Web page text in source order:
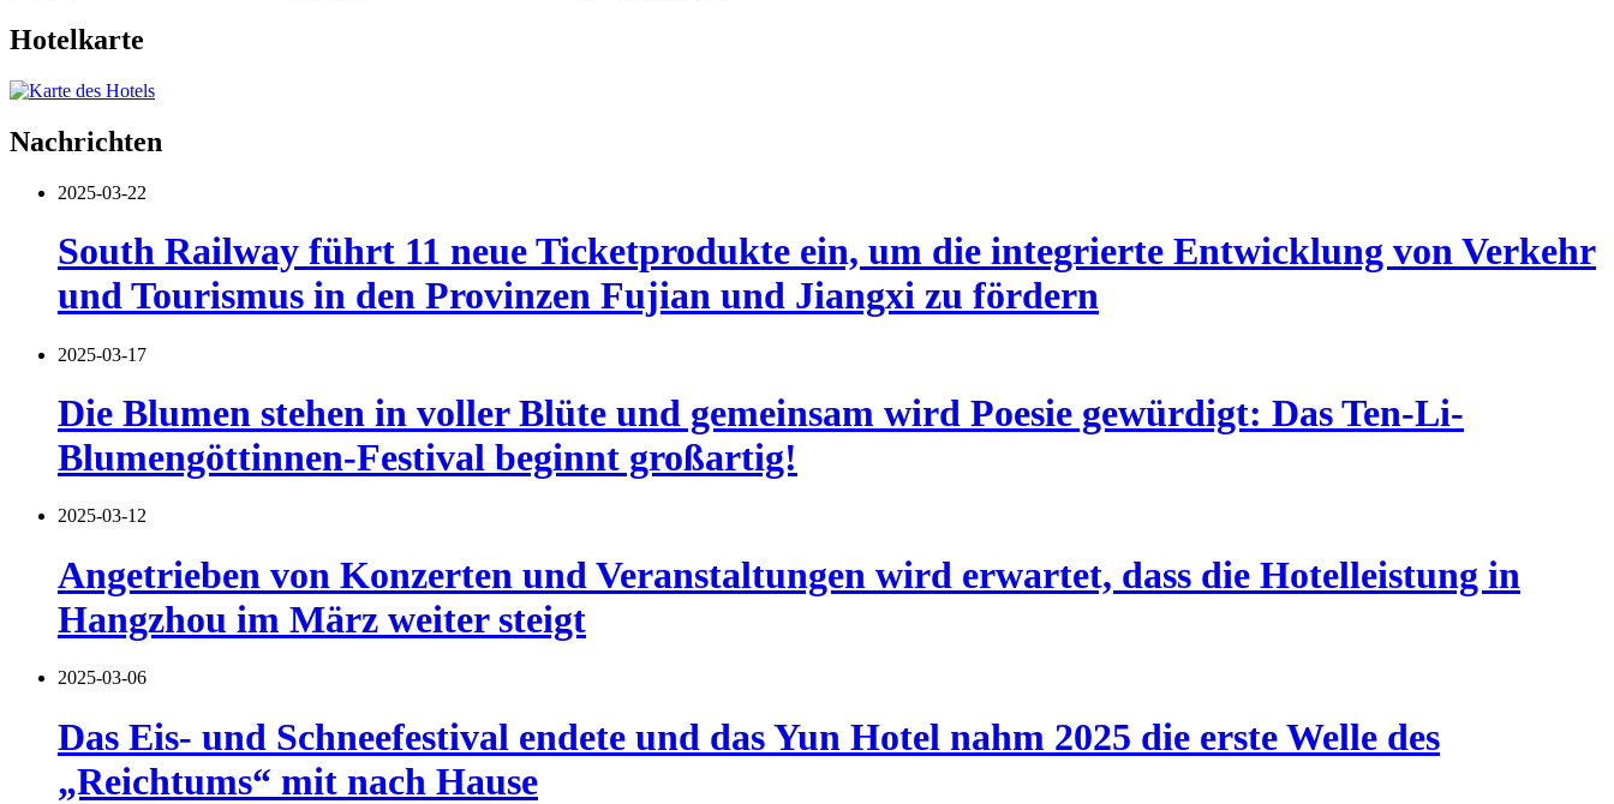
Hotelkarte
Nachrichten
2025-03-22
South Railway führt 11 neue Ticketprodukte ein, um die integrierte Entwicklung von Verkehr
und Tourismus in den Provinzen Fujian und Jiangxi zu fördern
2025-03-17
Die Blumen stehen in voller Blüte und gemeinsam wird Poesie gewürdigt: Das Ten-Li-
Blumengöttinnen-Festival beginnt großartig!
2025-03-12
Angetrieben von Konzerten und Veranstaltungen wird erwartet, dass die Hotelleistung in
Hangzhou im März weiter steigt
2025-03-06
Das Eis- und Schneefestival endete und das Yun Hotel nahm 2025 die erste Welle des
„Reichtums“ mit nach Hause